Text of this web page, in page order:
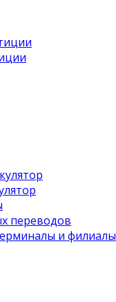
переводов
и филиалы